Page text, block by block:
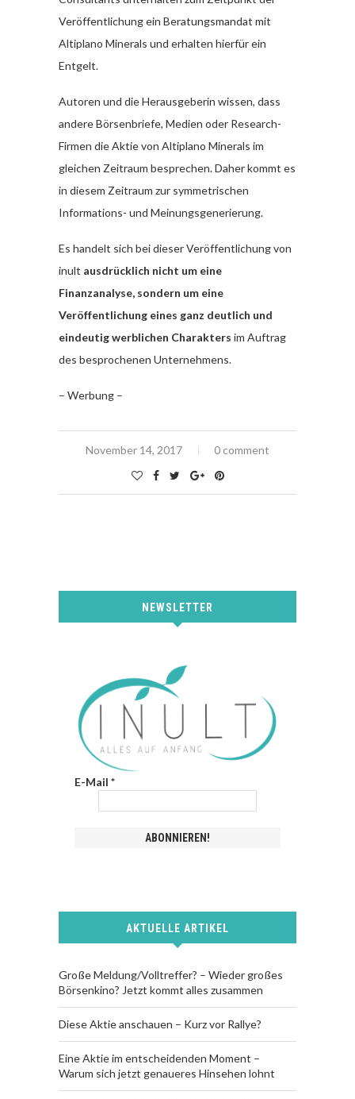
Veröffentlichung ein Beratungsmandat mit
Altiplano Minerals und erhalten hierfür ein
Entgelt.
Autoren und die Herausgeberin wissen, dass
andere Börsenbriefe, Medien oder Research-
Firmen die Aktie von Altiplano Minerals im
gleichen Zeitraum besprechen. Daher kommt es
in diesem Zeitraum zur symmetrischen
Informations- und Meinungsgenerierung.
Es handelt sich bei dieser Veröffentlichung von
inult ausdrücklich nicht um eine
Finanzanalyse, sondern um eine
Veröffentlichung eines ganz deutlich und
eindeutig werblichen Charakters im Auftrag
des besprochenen Unternehmens.
– Werbung –
November 14, 2017 0 comment
NEWSLETTER
E-Mail *
AKTUELLE ARTIKEL
Große Meldung/Volltreffer? – Wieder großes
Börsenkino? Jetzt kommt alles zusammen
Diese Aktie anschauen – Kurz vor Rallye?
Eine Aktie im entscheidenden Moment –
Warum sich jetzt genaueres Hinsehen lohnt